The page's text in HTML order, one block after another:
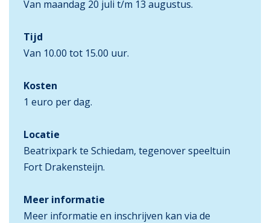
Van maandag 20 juli t/m 13 augustus.
Tijd
Van 10.00 tot 15.00 uur.
Kosten
1 euro per dag.
Locatie
Beatrixpark te Schiedam, tegenover speeltuin
Fort Drakensteijn.
Meer informatie
Meer informatie en inschrijven kan via de